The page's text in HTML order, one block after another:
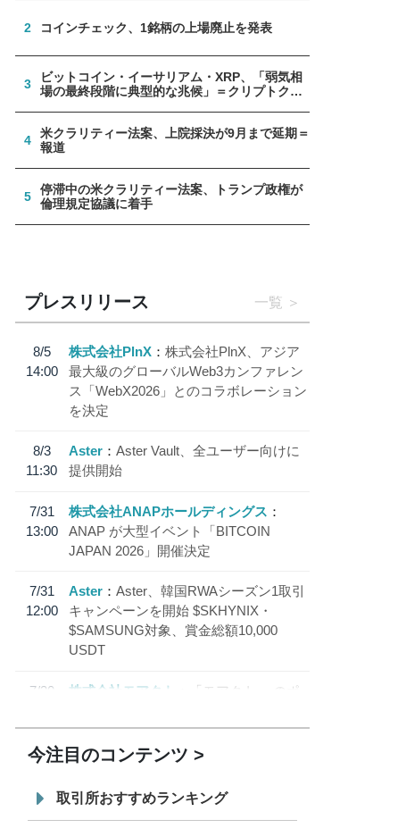
2 コインチェック、1銘柄の上場廃止を発表
3
ビットコイン・イーサリアム・XRP、「弱気相
場の最終段階に典型的な兆候」＝クリプトクア
4
米クラリティー法案、上院採決が9月まで延期＝
報道
5
停滞中の米クラリティー法案、トランプ政権が
倫理規定協議に着手
プレスリリース 一覧
8/5
14:00
株式会社PlnX
株式会社PlnX、アジア
最大級のグローバルWeb3カンファレン
ス「WebX2026」とのコラボレーション
を決定
8/3
11:30
Aster
Aster Vault、全ユーザー向けに
提供開始
7/31
13:00
株式会社ANAPホールディングス
ANAP が大型イベント「BITCOIN
JAPAN 2026」開催決定
7/31
12:00
Aster
Aster、韓国RWAシーズン1取引
キャンペーンを開始 $SKHYNIX・
$SAMSUNG対象、賞金総額10,000
USDT
7/30
株式会社モアクト
「モアクト」 のポ
「 JPYC」を追加
19:30
てステーブルコイン「JPYSC」徹底解
説セミナーを開催
今注目のコンテンツ
取引所おすすめランキング